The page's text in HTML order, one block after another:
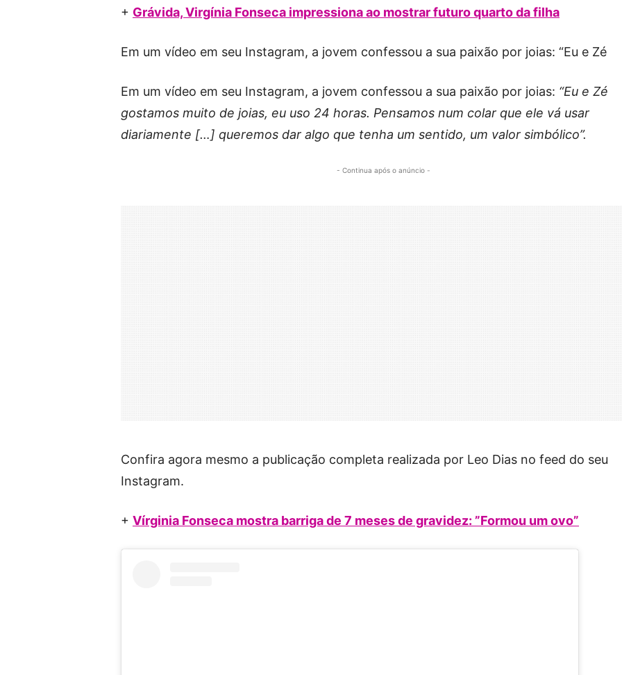
+ Grávida, Virgínia Fonseca impressiona ao mostrar futuro quarto da filha
Em um vídeo em seu Instagram, a jovem confessou a sua paixão por joias: “Eu e Zé
Em um vídeo em seu Instagram, a jovem confessou a sua paixão por joias: “Eu e Zé
gostamos muito de joias, eu uso 24 horas. Pensamos num colar que ele vá usar
diariamente […] queremos dar algo que tenha um sentido, um valor simbólico”.
- Continua após o anúncio -
Confira agora mesmo a publicação completa realizada por Leo Dias no feed do seu
Instagram.
+ Vírginia Fonseca mostra barriga de 7 meses de gravidez: ”Formou um ovo”